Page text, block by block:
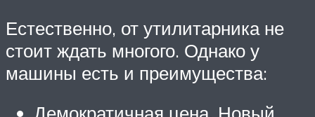
Естественно, от утилитарника не
стоит ждать многого. Однако у
машины есть и преимущества: